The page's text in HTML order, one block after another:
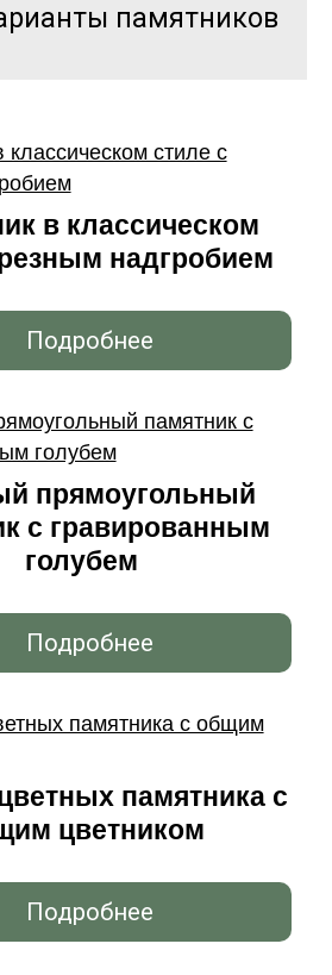
памятников
в классическом
надгробием
Подробнее
прямоугольный
с гравированным
голубем
Подробнее
памятника с
цветником
Подробнее